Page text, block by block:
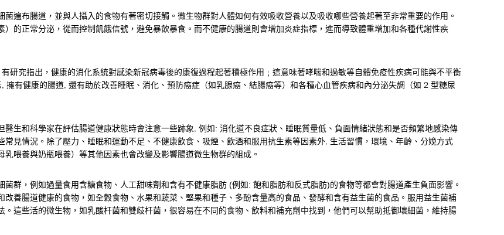
菌遍布腸道，並與人攝入的食物有著密切接觸。微生物群對人體如何有效吸收營養以及吸收哪些營養起著至非常重要的作用。
）的正常分泌，從而控制飢餓信號，避免暴飲暴食。而不健康的腸道則會增加炎症指標，進而導致體重增加和各種代謝性疾
研究指出，健康的消化系統對感染新冠病毒後的康復過程起著積極作用﹔這意味著哮喘和過敏等自體免疫性疾病可能與不平衡
擁有健康的腸道, 還有助於改善睡眠、消化、預防癌症（如乳腺癌、結腸癌等）和各種心血管疾病和內分泌失調（如 2 型糖尿
醫生和科學家在評估腸道健康狀態時會注意一些跡象, 例如: 消化道不良症狀、睡眠質量低、負面情緒狀態和是否頻繁地感染傳
常見情況。除了壓力、睡眠和運動不足、不健康飲食、吸煙、飲酒和服用抗生素等因素外, 生活習慣，環境、年齡、分娩方式
乳喂養與奶瓶喂養）等其他因素也會改變及影響腸道微生物群的組成。
菌群，例如過量食用含糖食物、人工甜味劑和含有不健康脂肪 (例如: 飽和脂肪和反式脂肪)的食物等都會對腸道產生負面影響。
改善腸道健康的食物，如全穀食物、水果和蔬菜、堅果和種子、多酚含量高的食品、發酵和含有益生菌的食品。服用益生菌補
。這些活的微生物，如乳酸杆菌和雙歧杆菌，很容易在不同的食物、飲料和補充劑中找到，他們可以幫助抵御壞細菌，維持腸